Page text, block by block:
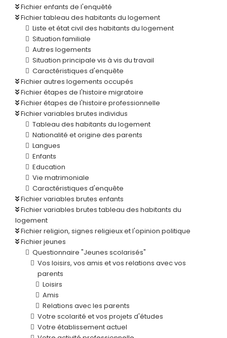
Fichier enfants de l'enquêté
Fichier tableau des habitants du logement
Liste et état civil des habitants du logement
Situation familiale
Autres logements
Situation principale vis à vis du travail
Caractéristiques d'enquête
Fichier autres logements occupés
Fichier étapes de l'histoire migratoire
Fichier étapes de l'histoire professionnelle
Fichier variables brutes individus
Tableau des habitants du logement
Nationalité et origine des parents
Langues
Enfants
Education
Vie matrimoniale
Caractéristiques d'enquête
Fichier variables brutes enfants
Fichier variables brutes tableau des habitants du
logement
Fichier religion, signes religieux et l'opinion politique
Fichier jeunes
Questionnaire "Jeunes scolarisés"
Vos loisirs, vos amis et vos relations avec vos
parents
Loisirs
Amis
Relations avec les parents
Votre scolarité et vos projets d'études
Votre établissement actuel